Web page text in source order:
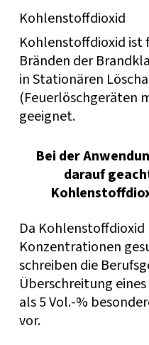
Kohlenstoffdioxid
Kohlenstoffdioxid ist
Bränden der
in Stationären
(Feuerlöschgeräten
geeignet.
Bei der
darauf
Da Kohlenstoffdioxid
Konzentrationen
schreiben die
Überschreitung
als 5 Vol.-%
vor.